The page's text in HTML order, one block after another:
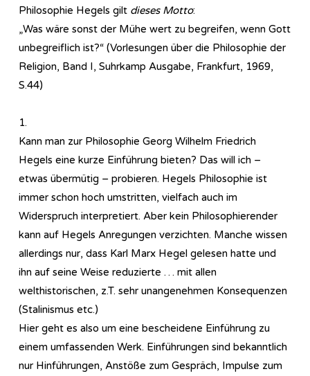
Philosophie Hegels gilt dieses Motto:
„Was wäre sonst der Mühe wert zu begreifen, wenn Gott
unbegreiflich ist?“ (Vorlesungen über die Philosophie der
Religion, Band I, Suhrkamp Ausgabe, Frankfurt, 1969,
S.44)
1.
Kann man zur Philosophie Georg Wilhelm Friedrich
Hegels eine kurze Einführung bieten? Das will ich –
etwas übermütig – probieren. Hegels Philosophie ist
immer schon hoch umstritten, vielfach auch im
Widerspruch interpretiert. Aber kein Philosophierender
kann auf Hegels Anregungen verzichten. Manche wissen
allerdings nur, dass Karl Marx Hegel gelesen hatte und
ihn auf seine Weise reduzierte … mit allen
welthistorischen, z.T. sehr unangenehmen Konsequenzen
(Stalinismus etc.)
Hier geht es also um eine bescheidene Einführung zu
einem umfassenden Werk. Einführungen sind bekanntlich
nur Hinführungen, Anstöße zum Gespräch, Impulse zum